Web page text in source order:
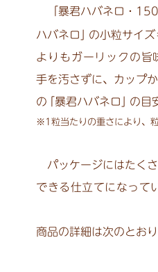
「暴君ハバネロ・
ハバネロ の小粒サイ
よりもガーリックの旨
手を汚さずに、カップ
の「暴君ハバネロ の目
※1粒当たりの重さにより、粒
パッケージにはたくさ
できる仕立てに なって
商品の詳細は次のとおり